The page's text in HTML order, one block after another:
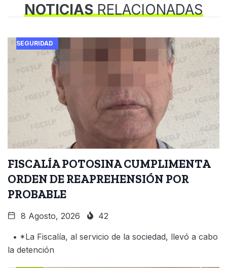
NOTICIASRELACIONADAS
SEGURIDAD
FISCALÍA POTOSINA CUMPLIMENTA
ORDEN DE REAPREHENSIÓN POR
PROBABLE
8 Agosto, 2026 42
• *La Fiscalía, al servicio de la sociedad, llevó a cabo
la detención